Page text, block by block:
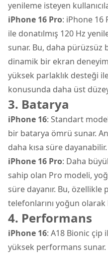
yenileme isteyen
iPhone 16 Pro: iPhone 16
ile donatılmış 120 Hz
sunar. Bu, daha pürüzsüz
dinamik bir ekran
yüksek parlaklık desteği
konusunda daha üst
3. Batarya
iPhone 16: Standart
bir batarya ömrü sunar.
daha kısa süre dayanabilir.
iPhone 16 Pro: Daha
sahip olan Pro modeli,
süre dayanır. Bu, özellikle
telefonlarını yoğun
4. Performans
iPhone 16: A18 Bionic çip
yüksek performans